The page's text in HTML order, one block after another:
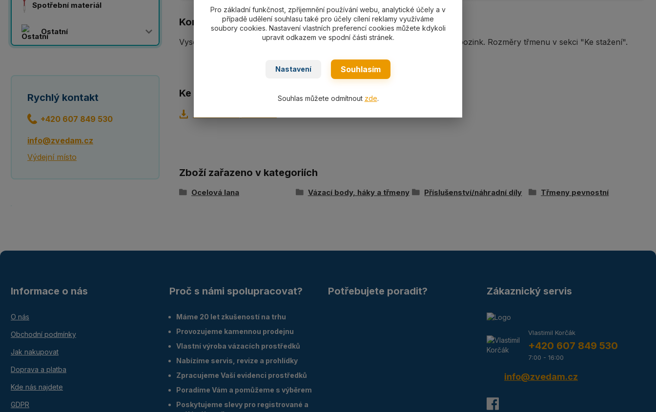
Spotřební materiál
Ostatní
Rychlý kontakt
+420 607 849 530
info@zvedam.cz
Výdejní místo
Kompletní specifikace
Vysokopevnostní třmen SH033-SH55 s nosností dle výběru 330-55000 kg pozink. Rozměry třmenu v sekci "Ke stažení".
Ke stažení
Zboží zařazeno v kategoriích
Ocelová lana Vázací body, háky a třmeny Příslušenství/náhradní díly Třmeny pevnostní
Informace o nás
O nás
Obchodní podmínky
Jak nakupovat
Doprava a platba
Kde nás najdete
GDPR
Proč s námi spolupracovat?
Máme 20 let zkušeností na trhu
Provozujeme kamennou prodejnu
Vlastní výroba vázacích prostředků
Nabízíme servis, revize a prohlídky
Zpracujeme Vaší evidenci prostředků
Poradíme Vám a pomůžeme s výběrem
Poskytujeme slevy pro registrované a
Potřebujete poradit? Zákaznický servis
Vlastimil Korčák
+420 607 849 530
7:00 - 16:00
info@zvedam.cz
Pro základní funkčnost, zpříjemnění používání webu, analytické účely a v
případě udělení souhlasu také pro účely cílení reklamy využíváme
soubory cookies. Nastavení vlastních preferencí cookies můžete kdykoli
upravit odkazem ve spodní části stránek.
Nastavení Souhlasím
Souhlas můžete odmítnout zde.